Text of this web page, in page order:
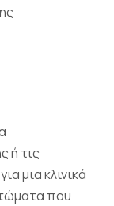
ή τις
μια κλινικά
που